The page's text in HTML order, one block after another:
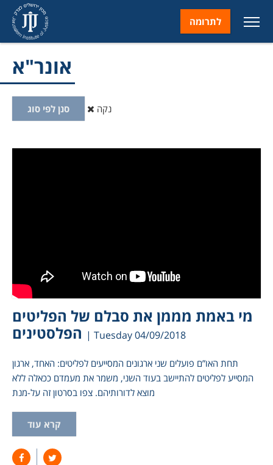
לתרומה
אונר"א
סנן לפי סוג נקה
מי באמת מממן את סבלם של הפליטים
הפלסטינים | Tuesday 04/09/2018
תחת האו”ם פועלים שני ארגונים המסייעים לפליטים: האחד, ארגון
המסייע לפליטים להתיישב בעוד השני, משמר את מעמדם ככאלה ללא
מוצא לדורותיהם. צפו בסרטון זה על-מנת
קרא עוד